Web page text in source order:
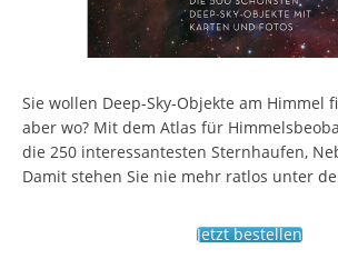
Sie wollen Deep-Sky-Objekte am Himmel
aber wo? Mit dem Atlas für
die 250 interessantesten Sternhaufen,
Damit stehen Sie nie mehr ratlos unter
Jetzt bestellen